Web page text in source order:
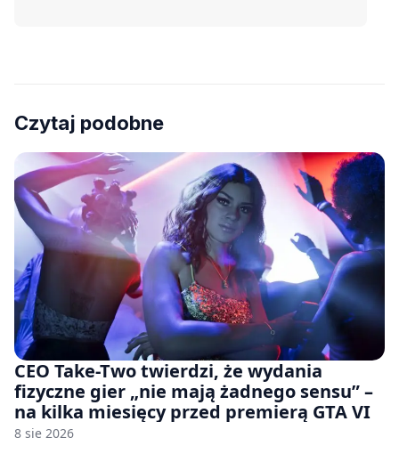
Czytaj podobne
CEO Take-Two twierdzi, że wydania
fizyczne gier „nie mają żadnego sensu” –
na kilka miesięcy przed premierą GTA VI
8 sie 2026